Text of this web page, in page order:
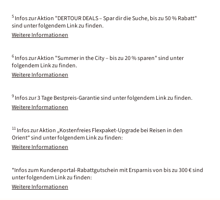
5 Infos zur Aktion "DERTOUR DEALS – Spar dir die Suche, bis zu 50 % Rabatt"
sind unter folgendem Link zu finden.
Weitere Informationen
6 Infos zur Aktion "Summer in the City – bis zu 20 % sparen" sind unter
folgendem Link zu finden.
Weitere Informationen
9 Infos zur 3 Tage Bestpreis-Garantie sind unter folgendem Link zu finden.
Weitere Informationen
11 Infos zur Aktion „Kostenfreies Flexpaket-Upgrade bei Reisen in den
Orient“ sind unter folgendem Link zu finden:
Weitere Informationen
*Infos zum Kundenportal-Rabattgutschein mit Ersparnis von bis zu 300 € sind
unter folgendem Link zu finden:
Weitere Informationen